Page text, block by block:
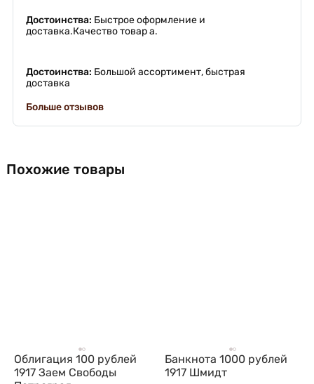
Достоинства: Быстрое оформление и
доставка.Качество товар а.
Достоинства: Большой ассортимент, быстрая
доставка
Больше отзывов
Похожие товары
Облигация 100 рублей
1917 Заем Свободы
Банкнота 1000 рублей
1917 Шмидт